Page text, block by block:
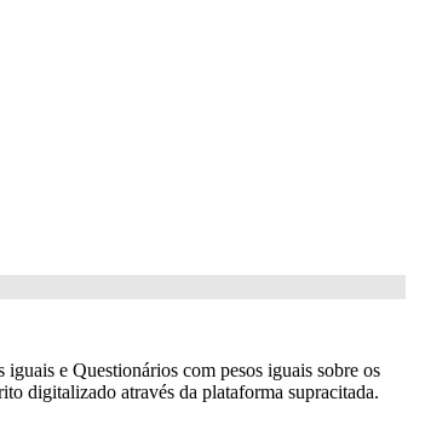
e Questionários com pesos iguais sobre os
digitalizado através da plataforma supracitada.